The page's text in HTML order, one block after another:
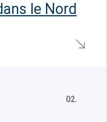
le Nord
02.